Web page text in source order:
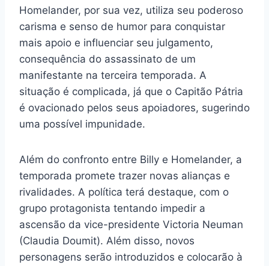
Homelander, por sua vez, utiliza seu poderoso
carisma e senso de humor para conquistar
mais apoio e influenciar seu julgamento,
consequência do assassinato de um
manifestante na terceira temporada. A
situação é complicada, já que o Capitão Pátria
é ovacionado pelos seus apoiadores, sugerindo
uma possível impunidade.
Além do confronto entre Billy e Homelander, a
temporada promete trazer novas alianças e
rivalidades. A política terá destaque, com o
grupo protagonista tentando impedir a
ascensão da vice-presidente Victoria Neuman
(Claudia Doumit). Além disso, novos
personagens serão introduzidos e colocarão à